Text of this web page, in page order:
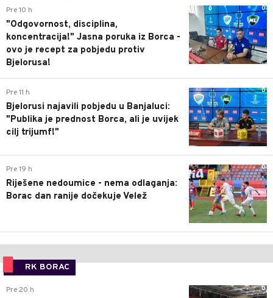
0
Pre 10 h
"Odgovornost, disciplina,
koncentracija!" Jasna poruka iz Borca -
ovo je recept za pobjedu protiv
Bjelorusa!
0
Pre 11 h
Bjelorusi najavili pobjedu u Banjaluci:
"Publika je prednost Borca, ali je uvijek
cilj trijumf!"
0
Pre 19 h
Riješene nedoumice - nema odlaganja:
Borac dan ranije dočekuje Velež
RK BORAC
0
Pre 20 h